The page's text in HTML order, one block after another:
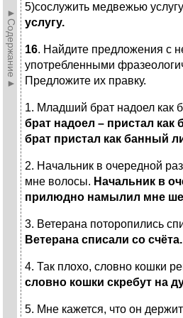
►Содержание►
5)сослужить медвежью
услугу.
16. Найдите предложения с
употребленными
Предложите их правку.
1. Младший брат надоел как
брат надоел – пристал
брат пристал как банный
2. Начальник в очередной
мне волосы. Начальник в
прилюдно намылил мне
3. Ветерана поторопились
Ветерана списали со счёта.
4. Так плохо, словно кошки
словно кошки скребут на
5. Мне кажется, что он